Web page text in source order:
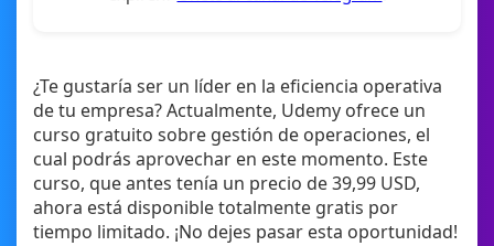
¿Te gustaría ser un líder en la eficiencia operativa
de tu empresa? Actualmente, Udemy ofrece un
curso gratuito sobre gestión de operaciones, el
cual podrás aprovechar en este momento. Este
curso, que antes tenía un precio de 39,99 USD,
ahora está disponible totalmente gratis por
tiempo limitado. ¡No dejes pasar esta oportunidad!